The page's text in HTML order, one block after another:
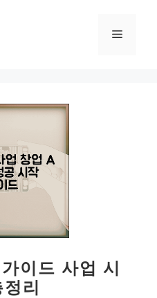
메
이드 사업 시
리